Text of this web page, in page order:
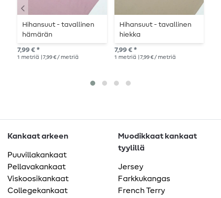
Hihansuut - tavallinen
hämärän
vaaleanpunainen
7,99 € *
1 metriä | 7,99 € / metriä
Hihansuut - tavallinen
hiekka
7,99 € *
1 metriä | 7,99 € / metriä
Kankaat arkeen
Puuvillakankaat
Pellavakankaat
Viskoosikankaat
Collegekankaat
Muodikkaat kankaat
tyylillä
Jersey
Farkkukangas
French Terry